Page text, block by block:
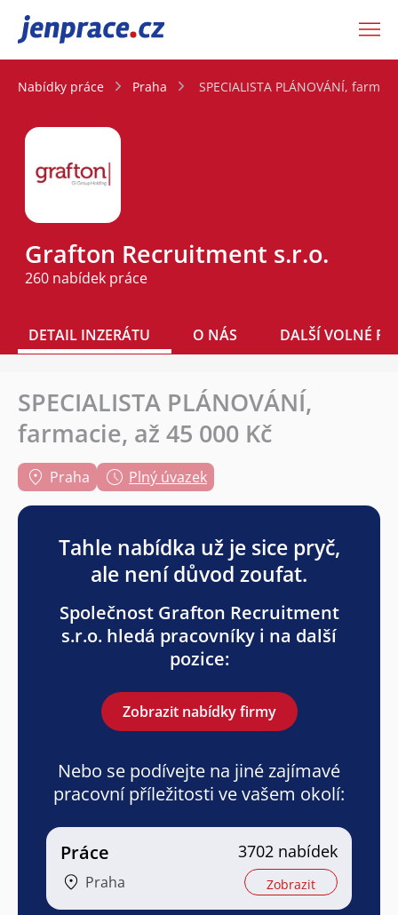
JenPráce.cz
Nabídky práce Praha SPECIALISTA PLÁNOVÁNÍ,
Grafton Recruitment s.r.o.
260 nabídek práce
DETAIL INZERÁTU O NÁS DALŠÍ VOLNÉ
SPECIALISTA PLÁNOVÁNÍ,
farmacie, až 45 000 Kč
Praha Plný úvazek
Tahle nabídka už je sice pryč,
ale není důvod zoufat.
Společnost Grafton Recruitment
s.r.o. hledá pracovníky i na další
pozice:
Zobrazit nabídky firmy
Nebo se podívejte na jiné zajímavé
pracovní příležitosti ve vašem okolí:
Práce
Praha
3702 nabídek
Zobrazit